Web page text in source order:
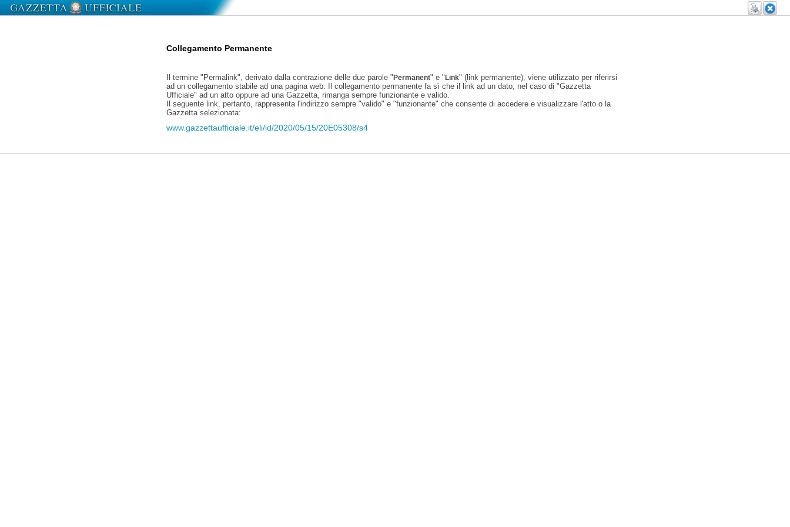
Collegamento Permanente
Il termine "Permalink", derivato dalla contrazione delle due parole "Permanent" e "Link" (link permanente), viene utilizzato per riferirsi
ad un collegamento stabile ad una pagina web. Il collegamento permanente fa sì che il link ad un dato, nel caso di "Gazzetta
Ufficiale" ad un atto oppure ad una Gazzetta, rimanga sempre funzionante e valido.
Il seguente link, pertanto, rappresenta l'indirizzo sempre "valido" e "funzionante" che consente di accedere e visualizzare l'atto o la
Gazzetta selezionata:
www.gazzettaufficiale.it/eli/id/2020/05/15/20E05308/s4